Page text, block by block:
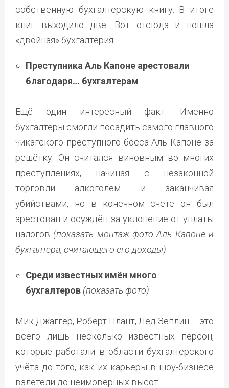
собственную бухгалтерскую книгу. В итоге
книг выходило две. Вот отсюда и пошла
«двойная» бухгалтерия.
Преступника Аль Капоне арестовали
благодаря… бухгалтерам
Ещё один интересный факт. Именно
бухгалтеры смогли посадить самого главного
чикагского преступного босса Аль Капоне за
решётку. Он считался виновным во многих
преступлениях, начиная с незаконной
торговли алкоголем и заканчивая
убийствами, но в конечном счёте он был
арестован и осуждён за уклонение от уплаты
налогов (показать монтаж фото Аль Капоне и
бухгалтера, считающего его доходы)
Среди известных имён много
бухгалтеров (показать фото)
Мик Джаггер, Роберт Плант, Лед Зеплин – это
всего лишь несколько известных персон,
которые работали в области бухгалтерского
учёта до того, как их карьеры в шоу-бизнесе
взлетели до неимоверных высот.